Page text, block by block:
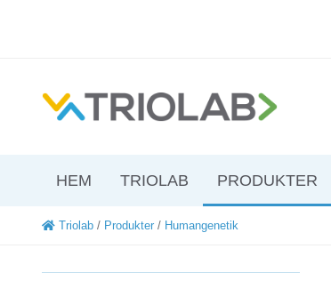
HEM TRIOLAB PRODUKTER
Triolab / Produkter / Humangenetik